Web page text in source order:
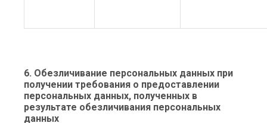
6. Обезличивание персональных данных при
получении требования о предоставлении
персональных данных, полученных в
результате обезличивания персональных
данных